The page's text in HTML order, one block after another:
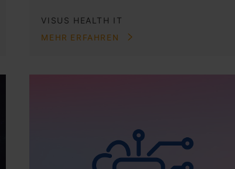
VISUS HEALTH IT
MEHR ERFAHREN